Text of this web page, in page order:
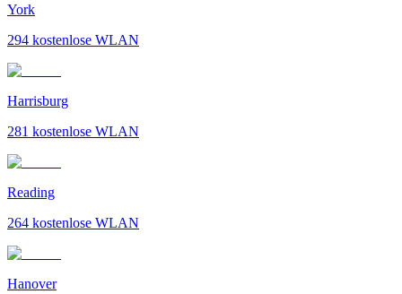
York
294 kostenlose WLAN
Harrisburg
281 kostenlose WLAN
Reading
264 kostenlose WLAN
Hanover